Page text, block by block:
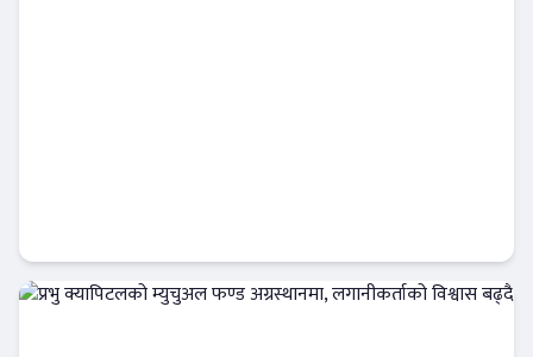
क्यापिटल मार्केट